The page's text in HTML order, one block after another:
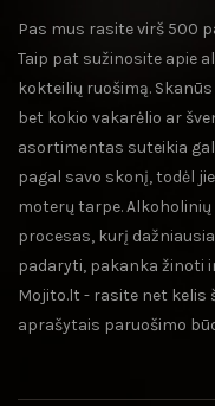
Pas mus rasite virš 500
Taip pat sužinosite apie
kokteilių ruošimą.
bet kokio vakarėlio ar
asortimentas suteikia
pagal savo skonį, todėl
moterų tarpe.
procesas, kurį
padaryti, pakanka žinoti
Mojito.lt - rasite net
aprašytais paruošimo